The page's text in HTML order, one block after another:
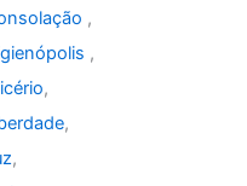
,
,
,
,
,